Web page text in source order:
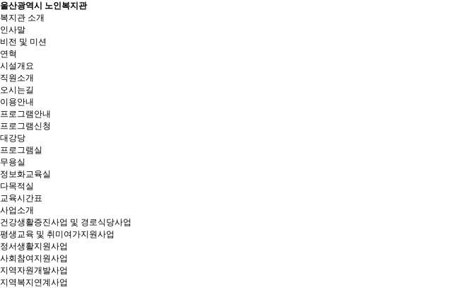
울산광역시 노인복지관
복지관 소개
인사말
비전 및 미션
연혁
시설개요
직원소개
오시는길
이용안내
프로그램안내
프로그램신청
대강당
프로그램실
무용실
정보화교육실
다목적실
교육시간표
사업소개
건강생활증진사업 및 경로식당사업
평생교육 및 취미여가지원사업
정서생활지원사업
사회참여지원사업
지역자원개발사업
지역복지연계사업